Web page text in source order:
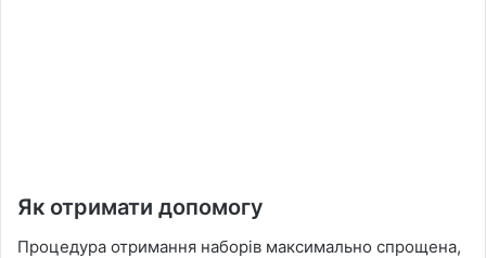
Як отримати допомогу
Процедура отримання наборів максимально спрощена,